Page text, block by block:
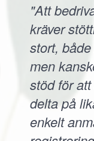
"Att
kräver
stort,
men
stöd för
delta på
enkelt